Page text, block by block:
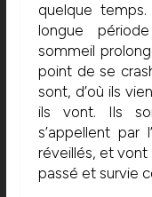
quelque
longue
sommeil
point de se
sont, d’où ils
ils vont. Ils
s’appellent par
réveillés, et vont
passé et survie